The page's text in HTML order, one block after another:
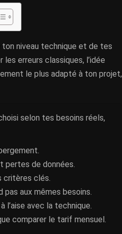
niveau technique et de tes
erreurs classiques, l’idée
le plus adapté à ton projet,
selon tes besoins réels,
pertes de données.
critères clés.
pas aux mêmes besoins.
l’aise avec la technique.
comparer le tarif mensuel.